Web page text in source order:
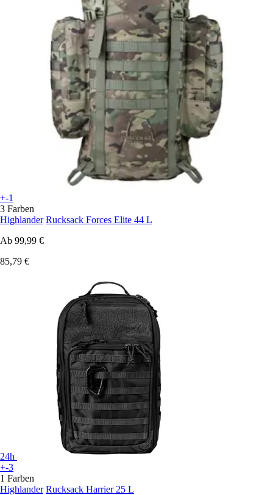
+-1
3 Farben
Highlander Rucksack Forces Elite 44 L
Ab 99,99 €
85,79 €
24h
+-3
1 Farben
Highlander Rucksack Harrier 25 L